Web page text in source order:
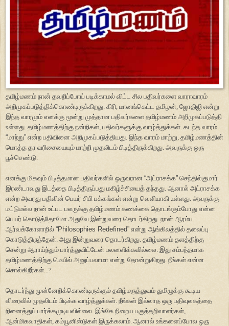
தமிழ்மணம் நான் தவறிப்போய் படிக்காமல் விட்ட சில பதிவர்களை வாராவாரம்
அறிமுகப்படுத்திக்கொண்டிருக்கிறது. கிரி, மானங்கெட்ட தமிழன், ஜோதிஜி என்று
இந்த வாரமும் எனக்கு மூன்று முத்தான பதிவர்களை தமிழ்மணம் அறிமுகப்படுத்தி
உள்ளது. தமிழ்மணத்திற்கு நன்றிகள், பதிவர்களுக்கு வாழ்த்துக்கள். கடந்த வாரம்
“மாற்று” என்ற பதிவினை அறிமுகப்படுத்தியது. இந்த வாரம் மாற்று, தமிழ்மணத்தின்
மொத்த தர வரிசையையும் மாற்றி முதலிடம் பிடித்திருக்கிறது. அவருக்கு ஒரு
பூச்செண்டு.
எனக்கு மிகவும் பிடித்தமான பதிவர்களில் ஒருவரான “அட்ராசக்க” செந்தில்குமார்
இரண்டாவது இடத்தை பிடித்திருப்பது மகிழ்ச்சியைத் தந்தது. ஆனால் அட்ராசக்க
என்ற அவரது பதிவின் பெயர் சிபி பக்கங்கள் என்று வெளியாகி உள்ளது. அவருக்கு
மட்டுமல்ல நான் உட்பட பலருக்கு தமிழ்மணம் கணக்கை தொடங்கும்போது என்ன
பெயர் கொடுத்தோமோ அதுவே இன்றுவரை தொடர்கிறது. நான் ஆரம்ப
ஆர்வக்கோளாறில் “Philosophies Redefined” என்று ஆங்கிலத்தில் தலைப்பு
கொடுத்திருந்தேன். அது இன்றுவரை தொடர்கிறது. தமிழ்மணம் தளத்திற்கு
சென்று ஆராய்ந்தும் பார்த்துவிட்டேன் பலனளிக்கவில்லை. இது சம்பந்தமாக
தமிழ்மணத்திற்கு மெயில் அனுப்பலாமா என்று தோன்றுகிறது. நீங்கள் என்ன
சொல்கிறீர்கள்...?
தொடர்ந்து முன்னேறிக்கொண்டிருக்கும் தமிழ்மருத்துவம் துமிழுக்கு கூடிய
விரைவில் முதலிடம் பிடிக்க வாழ்த்துக்கள். நீங்கள் இல்லாத ஒரு பதிவுலகத்தை
நினைத்துப் பார்க்கமுடியவில்லை. இங்கே நிறைய பகுத்தறிவாளர்கள்,
ஆன்மிகவாதிகள், கம்யூனிஸ்டுகள் இருக்கலாம். ஆனால் உங்களைப்போல ஒரு